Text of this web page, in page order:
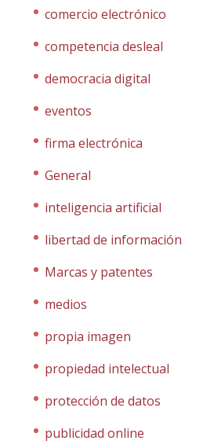
comercio electrónico
competencia desleal
democracia digital
eventos
firma electrónica
General
inteligencia artificial
libertad de información
Marcas y patentes
medios
propia imagen
propiedad intelectual
protección de datos
publicidad online